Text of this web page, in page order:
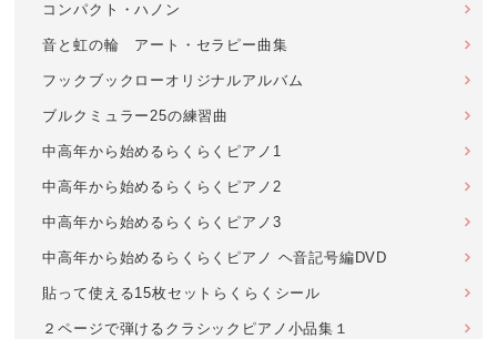
コンパクト・ハノン
音と虹の輪 アート・セラピー曲集
フックブックローオリジナルアルバム
ブルクミュラー25の練習曲
中高年から始めるらくらくピアノ1
中高年から始めるらくらくピアノ2
中高年から始めるらくらくピアノ3
中高年から始めるらくらくピアノ ヘ音記号編DVD
貼って使える15枚セットらくらくシール
２ページで弾けるクラシックピアノ小品集１